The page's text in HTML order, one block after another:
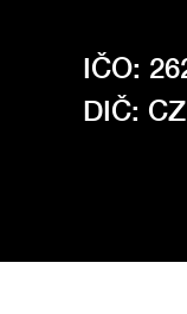
IČO:
DIČ: